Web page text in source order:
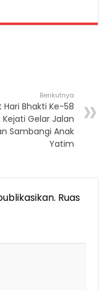
Berikutnya
Bhakti Ke-58
Kejati Gelar Jalan
Sambangi Anak
Yatim
Ruas